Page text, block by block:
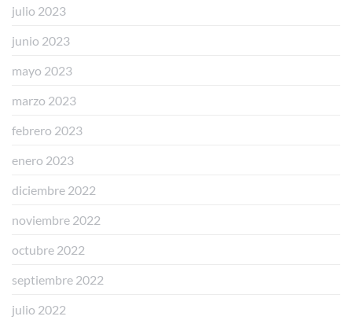
julio 2023
junio 2023
mayo 2023
marzo 2023
febrero 2023
enero 2023
diciembre 2022
noviembre 2022
octubre 2022
septiembre 2022
julio 2022